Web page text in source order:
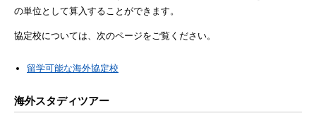
の単位として算入することができます。
協定校については、次のページをご覧ください。
留学可能な海外協定校
海外スタディツアー